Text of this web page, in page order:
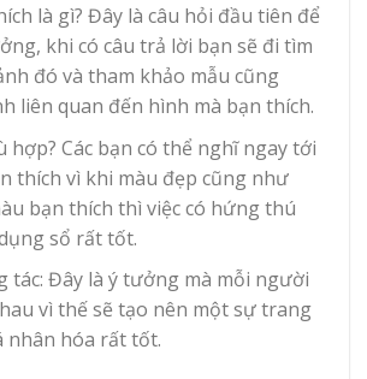
là gì? Đây là câu hỏi đầu tiên để
khi có câu trả lời bạn sẽ đi tìm
đó và tham khảo mẫu cũng
liên quan đến hình mà bạn thích.
hợp? Các bạn có thể nghĩ ngay tới
thích vì khi màu đẹp cũng như
bạn thích thì việc có hứng thú
sổ rất tốt.
tác: Đây là ý tưởng mà mỗi người
vì thế sẽ tạo nên một sự trang
nhân hóa rất tốt.